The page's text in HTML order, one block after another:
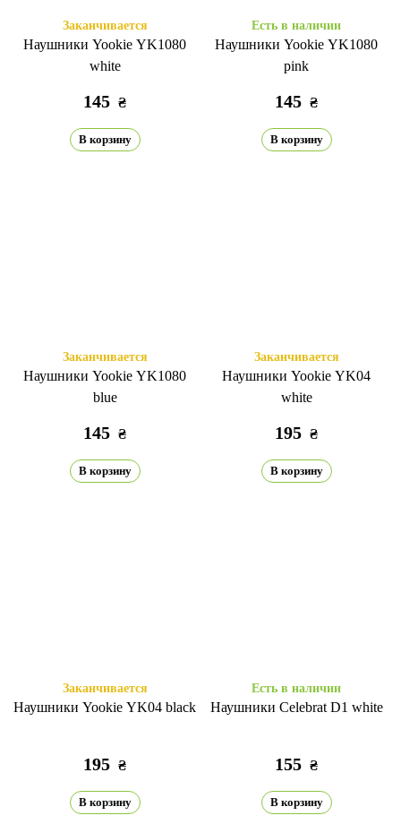
Заканчивается
Наушники Yookie YK1080
white
145 ₴
В корзину
Есть в наличии
Наушники Yookie YK1080
pink
145 ₴
В корзину
Заканчивается
Наушники Yookie YK1080
blue
145 ₴
В корзину
Заканчивается
Наушники Yookie YK04
white
195 ₴
В корзину
Заканчивается
Наушники Yookie YK04 black
195 ₴
В корзину
Есть в наличии
Наушники Celebrat D1 white
155 ₴
В корзину